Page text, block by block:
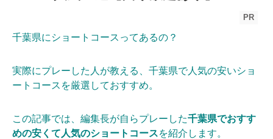
PR
千葉県にショートコースってあるの？
実際にプレーした人が教える、千葉県で人気の安いショ
ートコースを厳選しておすすめ。
この記事では、編集長が自らプレーした千葉県でおすす
めの安くて人気のショートコースを紹介します。